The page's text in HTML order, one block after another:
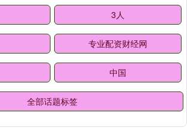
3人
专业配资财经网
中国
全部话题标签